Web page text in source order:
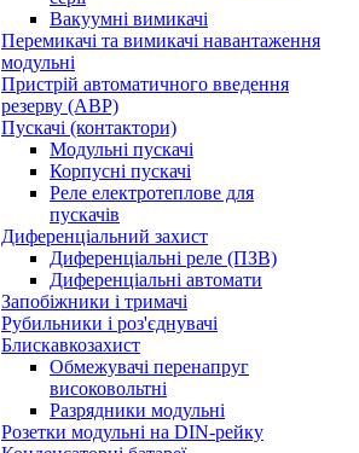
Вакуумні вимикачі
Перемикачі та вимикачі навантаження
модульні
Пристрій автоматичного введення
резерву (АВР)
Пускачі (контактори)
Модульні пускачі
Корпусні пускачі
Реле електротеплове для
пускачів
Диференціальний захист
Диференціальні реле (ПЗВ)
Диференціальні автомати
Запобіжники і тримачі
Рубильники і роз'єднувачі
Блискавкозахист
Обмежувачі перенапруг
високовольтні
Разрядники модульні
Розетки модульні на DIN-рейку